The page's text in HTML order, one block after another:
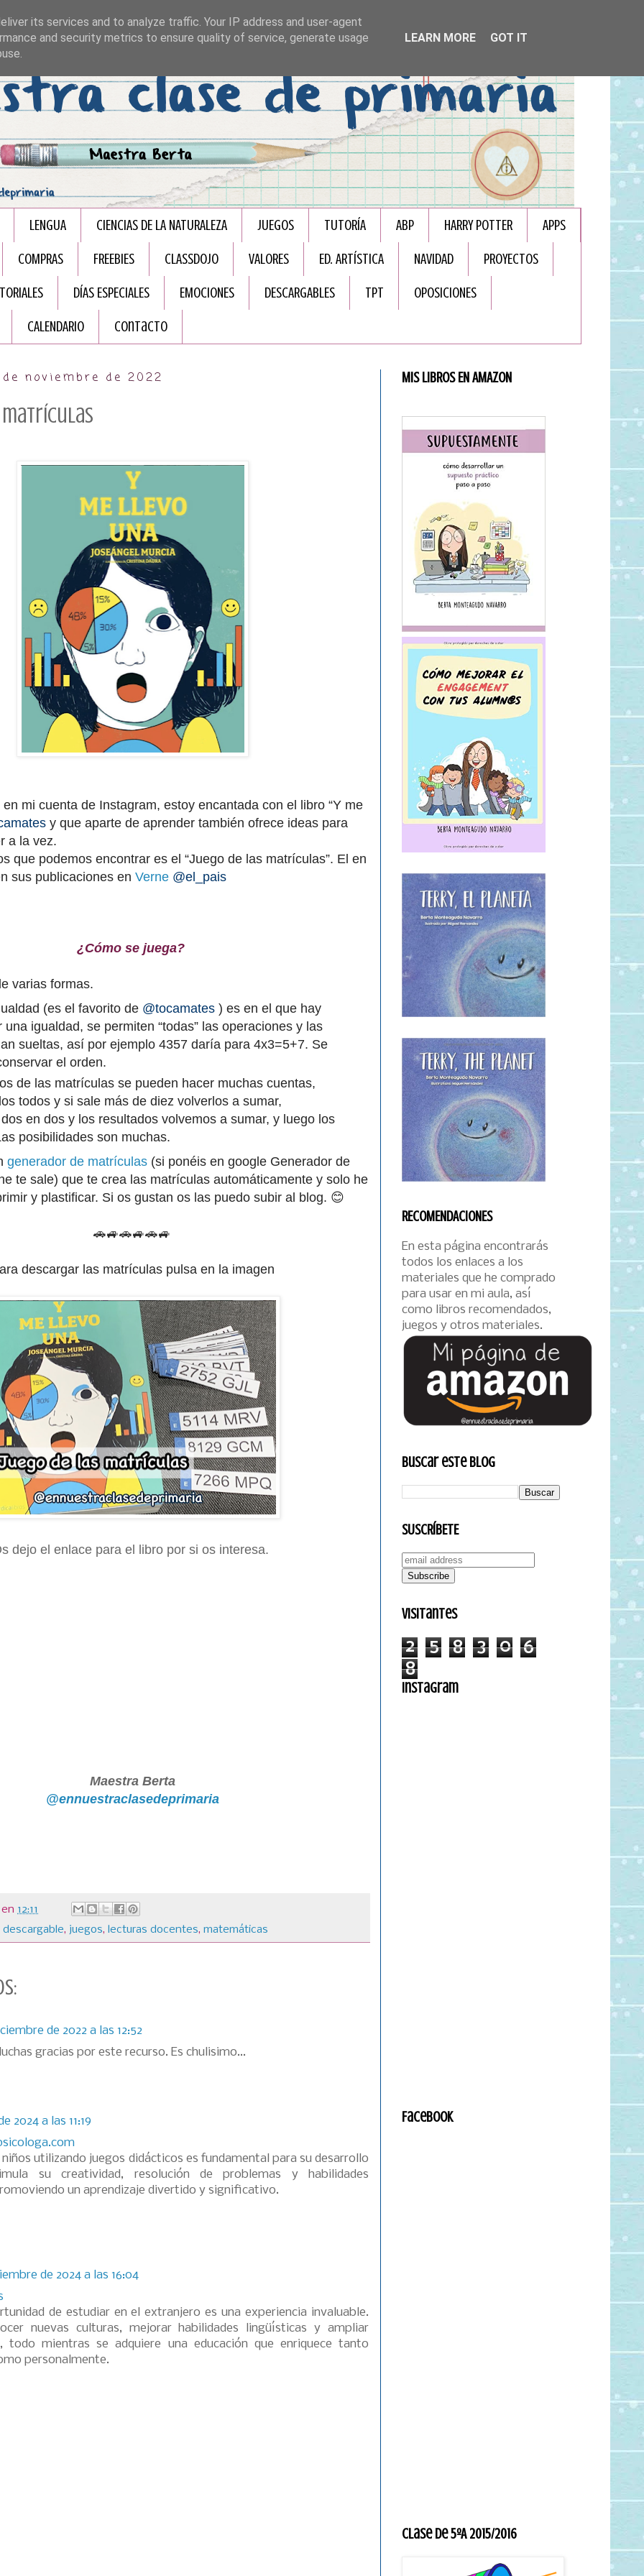
LENGUA CIENCIAS DE LA NATURALEZA JUEGOS TUTORÍA ABP HARRY POTTER APPS
COMPRAS FREEBIES CLASSDOJO VALORES ED. ARTÍSTICA NAVIDAD PROYECTOS
DÍAS ESPECIALES EMOCIONES DESCARGABLES TPT OPOSICIONES
CALENDARIO Contacto
noviembre de 2022
matrículas
mi cuenta de Instagram, estoy encantada con el libro “Y me
y que aparte de aprender también ofrece ideas para
a la vez.
que podemos encontrar es el “Juego de las matrículas”. El en
sus publicaciones en Verne @el_pais
¿Cómo se juega?
varias formas.
(es el favorito de @tocamates ) es en el que hay
una igualdad, se permiten “todas” las operaciones y las
sueltas, así por ejemplo 4357 daría para 4x3=5+7. Se
el orden.
de las matrículas se pueden hacer muchas cuentas,
todos y si sale más de diez volverlos a sumar,
en dos y los resultados volvemos a sumar, y luego los
posibilidades son muchas.
generador de matrículas (si ponéis en google Generador de
te sale) que te crea las matrículas automáticamente y solo he
y plastificar. Si os gustan os las puedo subir al blog. 😊
🚗🚙🚗🚙🚗🚙
descargar las matrículas pulsa en la imagen
dejo el enlace para el libro por si os interesa.
Maestra Berta
@ennuestraclasedeprimaria
en 12:11
descargable, juegos, lecturas docentes, matemáticas
de 2022 a las 12:52
gracias por este recurso. Es chulisimo...
2024 a las 11:19
niños utilizando juegos didácticos es fundamental para su desarrollo
su creatividad, resolución de problemas y habilidades
un aprendizaje divertido y significativo.
de 2024 a las 16:04
de estudiar en el extranjero es una experiencia invaluable.
nuevas culturas, mejorar habilidades lingüísticas y ampliar
todo mientras se adquiere una educación que enriquece tanto
personalmente.
MIS LIBROS EN AMAZON
RECOMENDACIONES
En esta página encontrarás
todos los enlaces a los
materiales que he comprado
para usar en mi aula, así
como libros recomendados,
juegos y otros materiales.
Buscar este blog
SUSCRÍBETE
Visitantes
2 5 8 3 0
6
8
Instagram
Facebook
Clase de 5ºA 2015/2016
its services and to analyze traffic. Your IP address and user-agent
and security metrics to ensure quality of service, generate usage
LEARN MORE GOT IT